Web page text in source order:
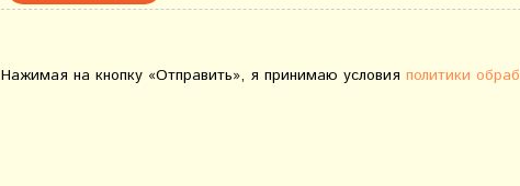
Нажимая на кнопку «Отправить», я принимаю условия политики